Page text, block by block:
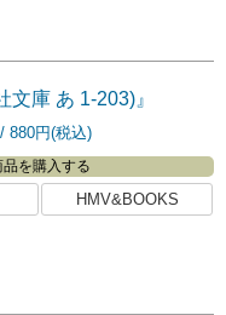
文庫 あ 1-203)』
880円(税込)
品を購入する
HMV&BOOKS